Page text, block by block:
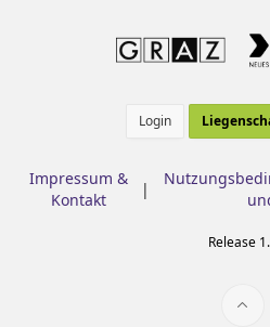
Login
Impressum &
Kontakt
|
Release